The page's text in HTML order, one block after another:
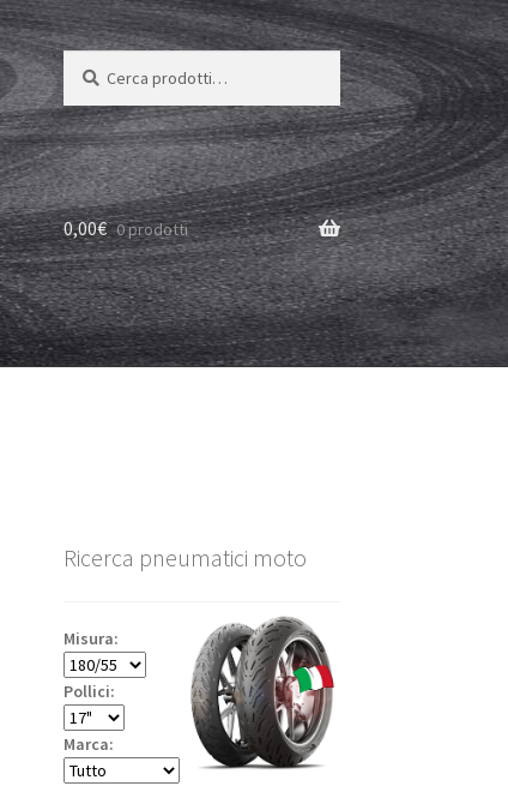
Cerca:
Cerca
0,00€ 0 prodotti
Ricerca pneumatici moto
Misura:
Pollici:
Marca: